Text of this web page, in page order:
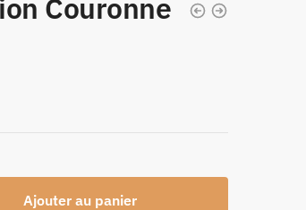
Couronne
Ajouter au panier